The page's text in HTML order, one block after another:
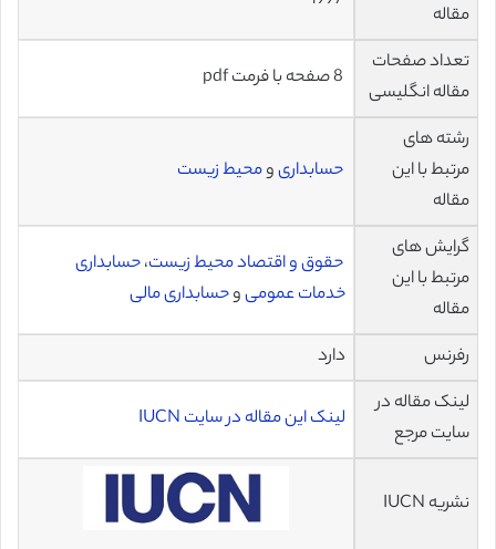
مقاله
تعداد صفحات
مقاله انگلیسی
رشته های
مرتبط با این
مقاله
حسابداریومحیط زیست
گرایش های
مرتبط با این
مقاله
حقوق و اقتصاد محیط زیست،حسابداری
خدمات عمومیوحسابداری مالی
رفرنس
دارد
لینک مقاله در
سایت مرجع
لینک این مقاله در سایت IUCN
نشریه IUCN